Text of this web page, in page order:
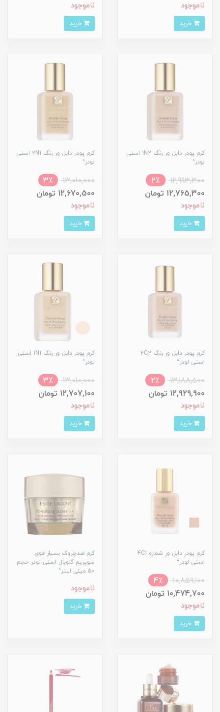
ناموجود ناموجود
کرم پودر دابل ور رنگ 1N2 استی
لودر^
12,993,300
2٪
12,765,300 تومان
ناموجود
کرم پودر دابل ور رنگ 2N1 استی
لودر^
13,010,000
3٪
12,670,500 تومان
ناموجود
کرم پودر دابل ور رنگ 2C2
استی لودر^
13,188,500
2٪
12,929,900 تومان
ناموجود
کرم پودر دابل ور رنگ 1N1 استی
لودر^
13,010,000
3٪
12,707,100 تومان
ناموجود
کرم پودر دابل ور شماره 4C1
استی لودر^
10,859,100
4٪
10,474,700 تومان
ناموجود
کرم ضدچروک بسیار قوی
سوپریم گلوبال استی لودر حجم
50 میلی لیتر^
ناموجود